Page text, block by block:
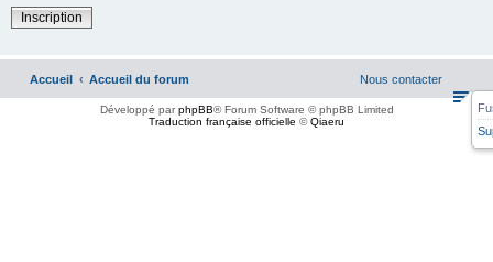
Inscription
Accueil Accueil du forum Nous contacter
Développé parphpBB® Forum Software © phpBB Limited
Traduction française officielle ©Qiaeru